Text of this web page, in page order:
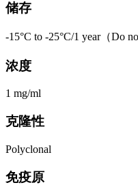
储存
-15°C to -25°C/1 year（Do
浓度
1 mg/ml
克隆性
Polyclonal
免疫原